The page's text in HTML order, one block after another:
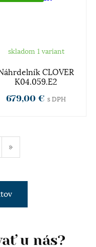
skladom 1 variant
CLOVER
K04.059.E2
679,00 € s DPH
»
u nás?